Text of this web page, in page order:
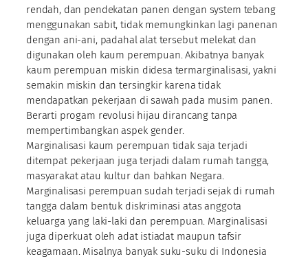
rendah, dan pendekatan panen dengan system tebang
menggunakan sabit, tidak memungkinkan lagi panenan
dengan ani-ani, padahal alat tersebut melekat dan
digunakan oleh kaum perempuan. Akibatnya banyak
kaum perempuan miskin didesa termarginalisasi, yakni
semakin miskin dan tersingkir karena tidak
mendapatkan pekerjaan di sawah pada musim panen.
Berarti progam revolusi hijau dirancang tanpa
mempertimbangkan aspek gender.
Marginalisasi kaum perempuan tidak saja terjadi
ditempat pekerjaan juga terjadi dalam rumah tangga,
masyarakat atau kultur dan bahkan Negara.
Marginalisasi perempuan sudah terjadi sejak di rumah
tangga dalam bentuk diskriminasi atas anggota
keluarga yang laki-laki dan perempuan. Marginalisasi
juga diperkuat oleh adat istiadat maupun tafsir
keagamaan. Misalnya banyak suku-suku di Indonesia